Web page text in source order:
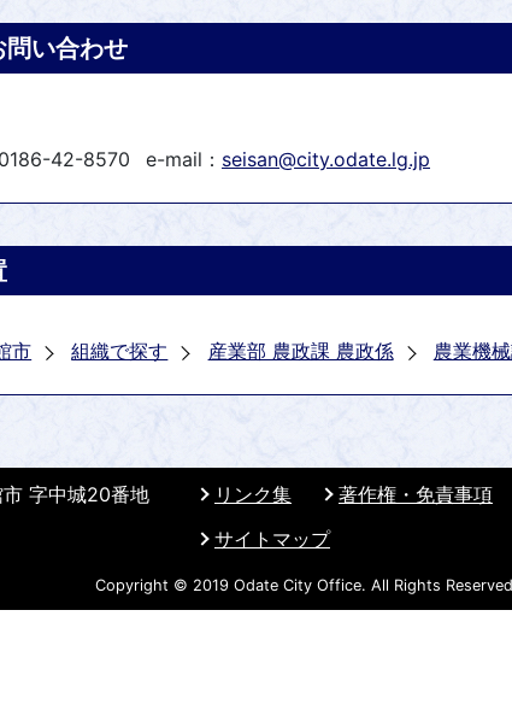
問い合わせ
42-8570 e-mail： seisan@city.odate.lg.jp
市 組織で探す 産業部 農政課 農政係 農業機
リンク集 著作権・免責事項
サイトマップ
字中城20番地
Copyright © 2019 Odate City Office. All Rights